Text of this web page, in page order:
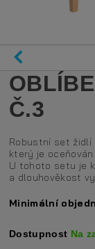
Č.3
Robustní set židlí
který je
U tohoto setu je
a dlouhověkost
Minimální
Dostupnost Na